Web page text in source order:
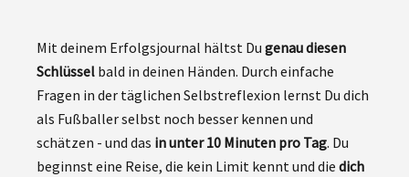
Mit deinem Erfolgsjournal hältst Du genau diesen
Schlüssel bald in deinen Händen. Durch einfache
Fragen in der täglichen Selbstreflexion lernst Du dich
als Fußballer selbst noch besser kennen und
schätzen - und das in unter 10 Minuten pro Tag. Du
beginnst eine Reise, die kein Limit kennt und die dich